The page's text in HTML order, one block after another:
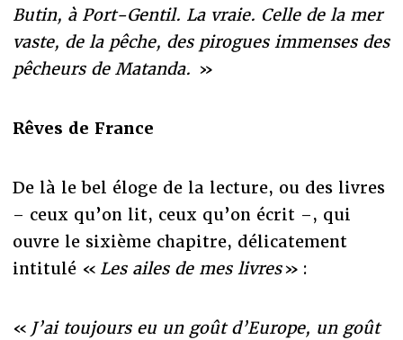
Butin, à Port-Gentil. La vraie. Celle de la mer
vaste, de la pêche, des pirogues immenses des
pêcheurs de Matanda. »
Rêves de France
De là le bel éloge de la lecture, ou des livres
– ceux qu’on lit, ceux qu’on écrit –, qui
ouvre le sixième chapitre, délicatement
intitulé « Les ailes de mes livres» :
« J’ai toujours eu un goût d’Europe, un goût